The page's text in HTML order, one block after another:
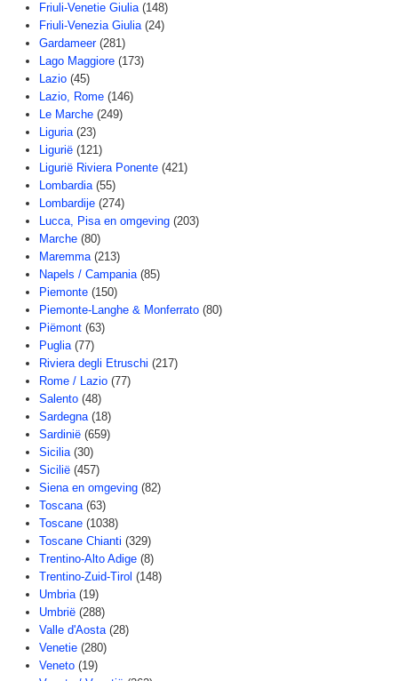
Friuli-Venetie Giulia (148)
Friuli-Venezia Giulia (24)
Gardameer (281)
Lago Maggiore (173)
Lazio (45)
Lazio, Rome (146)
Le Marche (249)
Liguria (23)
Ligurië (121)
Ligurië Riviera Ponente (421)
Lombardia (55)
Lombardije (274)
Lucca, Pisa en omgeving (203)
Marche (80)
Maremma (213)
Napels / Campania (85)
Piemonte (150)
Piemonte-Langhe & Monferrato (80)
Piëmont (63)
Puglia (77)
Riviera degli Etruschi (217)
Rome / Lazio (77)
Salento (48)
Sardegna (18)
Sardinië (659)
Sicilia (30)
Sicilië (457)
Siena en omgeving (82)
Toscana (63)
Toscane (1038)
Toscane Chianti (329)
Trentino-Alto Adige (8)
Trentino-Zuid-Tirol (148)
Umbria (19)
Umbrië (288)
Valle d'Aosta (28)
Venetie (280)
Veneto (19)